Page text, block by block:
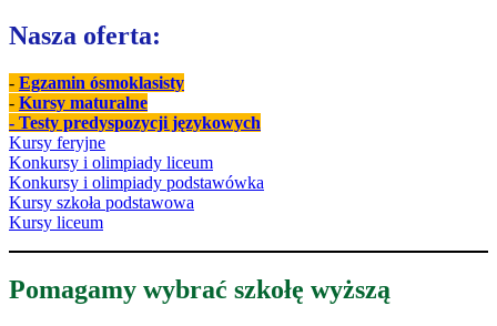
Nasza oferta:
- Egzamin ósmoklasisty
- Kursy maturalne
- Testy predyspozycji językowych
Kursy feryjne
Konkursy i olimpiady liceum
Konkursy i olimpiady podstawówka
Kursy szkoła podstawowa
Kursy liceum
Pomagamy wybrać szkołę wyższą